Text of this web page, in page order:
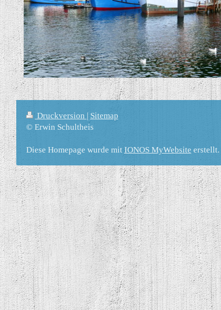
Druckversion | Sitemap
© Erwin Schultheis
Diese Homepage wurde mitIONOS MyWebsite erstellt.